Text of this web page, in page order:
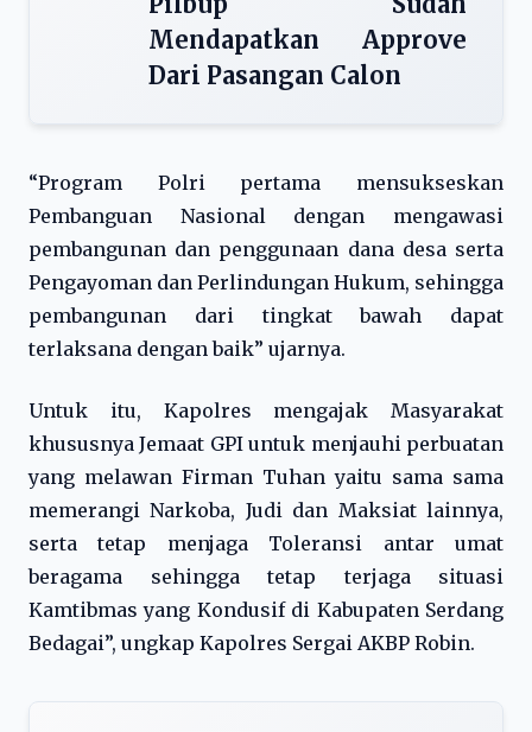
Mendapatkan Approve
Dari Pasangan Calon
“Program Polri pertama mensukseskan
Pembanguan Nasional dengan mengawasi
pembangunan dan penggunaan dana desa serta
Pengayoman dan Perlindungan Hukum, sehingga
pembangunan dari tingkat bawah dapat
terlaksana dengan baik” ujarnya.
Untuk itu, Kapolres mengajak Masyarakat
khususnya Jemaat GPI untuk menjauhi perbuatan
yang melawan Firman Tuhan yaitu sama sama
memerangi Narkoba, Judi dan Maksiat lainnya,
serta tetap menjaga Toleransi antar umat
beragama sehingga tetap terjaga situasi
Kamtibmas yang Kondusif di Kabupaten Serdang
Bedagai”, ungkap Kapolres Sergai AKBP Robin.